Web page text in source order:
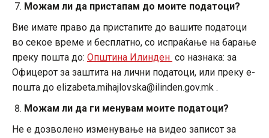
Можам ли да пристапам до моите податоци?
Вие имате право да пристапите до вашите податоци
во секое време и бесплатно, со испраќање на барање
преку пошта до: Општина Илинден со назнака: за
Офицерот за заштита на лични податоци, или преку е-
пошта до elizabeta.mihajlovska@ilinden.gov.mk .
Можам ли да ги менувам моите податоци?
Не е дозволено изменување на видео записот за